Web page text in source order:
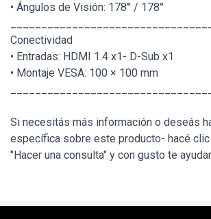
• Ángulos de Visión: 178° / 178°
Conectividad
• Entradas: HDMI 1.4 x1- D-Sub x1
• Montaje VESA: 100 × 100 mm
Si necesitás más información o deseás
específica sobre este producto- hacé
"Hacer una consulta" y con gusto te